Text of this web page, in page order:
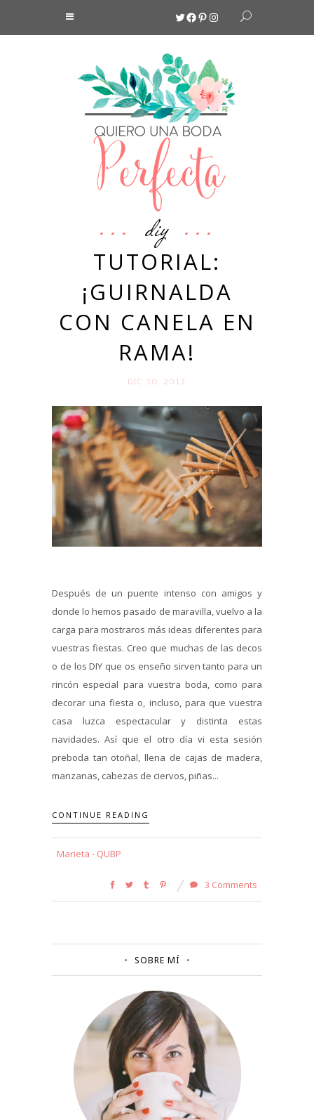
Twitter
Facebook
Pinterest
Instagram
diy
TUTORIAL:
¡GUIRNALDA
CON CANELA EN
RAMA!
DIC 10. 2013
Después de un puente intenso con amigos y
donde lo hemos pasado de maravilla, vuelvo a la
carga para mostraros más ideas diferentes para
vuestras fiestas. Creo que muchas de las decos
o de los DIY que os enseño sirven tanto para un
rincón especial para vuestra boda, como para
decorar una fiesta o, incluso, para que vuestra
casa luzca espectacular y distinta estas
navidades. Así que el otro día vi esta sesión
preboda tan otoñal, llena de cajas de madera,
manzanas, cabezas de ciervos, piñas...
CONTINUE READING
Marieta - QUBP
3 Comments
SOBRE MÍ